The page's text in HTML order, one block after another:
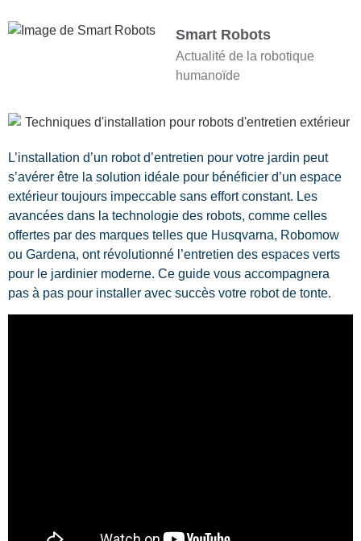
Smart Robots
Actualité de la robotique
humanoïde
L’installation d’un robot d’entretien pour votre jardin peut
s’avérer être la solution idéale pour bénéficier d’un espace
extérieur toujours impeccable sans effort constant. Les
avancées dans la technologie des robots, comme celles
offertes par des marques telles que Husqvarna, Robomow
ou Gardena, ont révolutionné l’entretien des espaces verts
pour le jardinier moderne. Ce guide vous accompagnera
pas à pas pour installer avec succès votre robot de tonte.